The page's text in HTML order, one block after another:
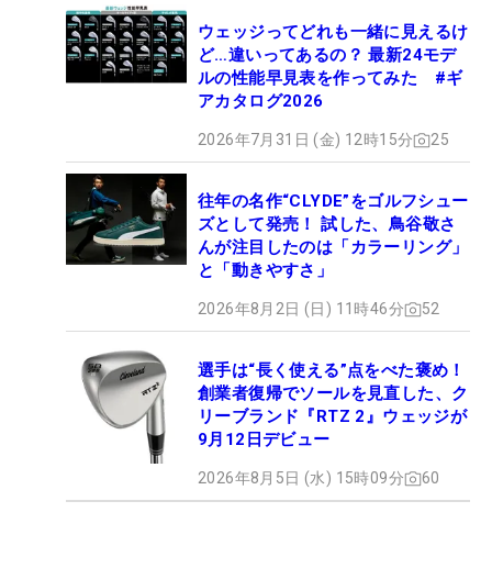
ウェッジってどれも一緒に見えるけ
ど…違いってあるの？ 最新24モデ
ルの性能早見表を作ってみた #ギ
アカタログ2026
2026年7月31日 (金) 12時15分 25
往年の名作“CLYDE”をゴルフシュー
ズとして発売！ 試した、鳥谷敬さ
んが注目したのは「カラーリング」
と「動きやすさ」
2026年8月2日 (日) 11時46分 52
選手は“長く使える”点をべた褒め！
創業者復帰でソールを見直した、ク
リーブランド『RTZ 2』ウェッジが
9月12日デビュー
2026年8月5日 (水) 15時09分 60